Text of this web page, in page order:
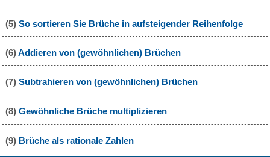
(5) So sortieren Sie Brüche in aufsteigender Reihenfolge
(6)Addieren von (gewöhnlichen) Brüchen
(7) Subtrahieren von (gewöhnlichen) Brüchen
(8) Gewöhnliche Brüche multiplizieren
(9) Brüche als rationale Zahlen